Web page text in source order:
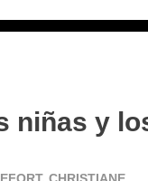
niñas y